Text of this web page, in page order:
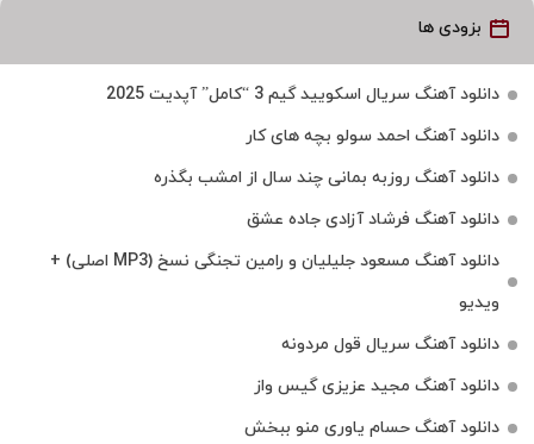
بزودی ها
دانلود آهنگ سریال اسکویید گیم 3 “کامل” آپدیت 2025
دانلود آهنگ احمد سولو بچه های کار
دانلود آهنگ روزبه بمانی چند سال از امشب بگذره
دانلود آهنگ فرشاد آزادی جاده عشق
دانلود آهنگ مسعود جلیلیان و رامین تجنگی نسخ (MP3 اصلی) +
ویدیو
دانلود آهنگ سریال قول مردونه
دانلود آهنگ مجید عزیزی گیس واز
دانلود آهنگ حسام یاوری منو ببخش